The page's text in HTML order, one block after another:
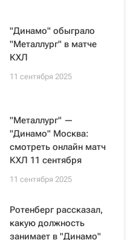
"Динамо" обыграло
"Металлург" в матче
КХЛ
11 сентября 2025
"Металлург" —
"Динамо" Москва:
смотреть онлайн матч
КХЛ 11 сентября
11 сентября 2025
Ротенберг рассказал,
какую должность
занимает в "Динамо"